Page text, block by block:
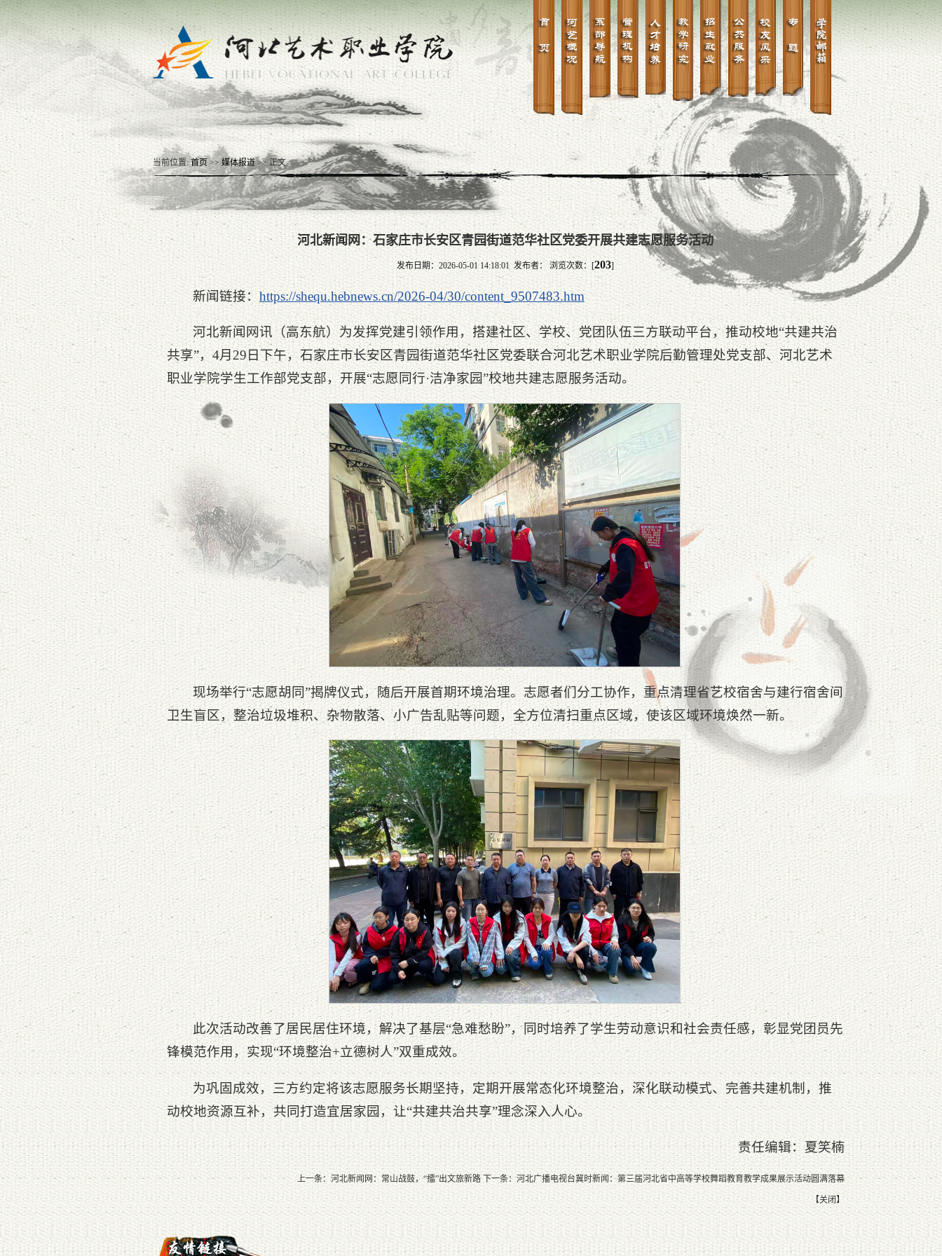
当前位置:首页 >>媒体报道>> 正文
河北新闻网：石家庄市长安区青园街道范华社区党委开展共建志愿服务活动
发布日期：2026-05-01 14:18:01 发布者： 浏览次数：[203]
新闻链接：https://shequ.hebnews.cn/2026-04/30/content_9507483.htm
河北新闻网讯（高东航）为发挥党建引领作用，搭建社区、学校、党团队伍三方联动平台，推动校地“共建共治
共享”，4月29日下午，石家庄市长安区青园街道范华社区党委联合河北艺术职业学院后勤管理处党支部、河北艺术
职业学院学生工作部党支部，开展“志愿同行·洁净家园”校地共建志愿服务活动。
现场举行“志愿胡同”揭牌仪式，随后开展首期环境治理。志愿者们分工协作，重点清理省艺校宿舍与建行宿舍间
卫生盲区，整治垃圾堆积、杂物散落、小广告乱贴等问题，全方位清扫重点区域，使该区域环境焕然一新。
此次活动改善了居民居住环境，解决了基层“急难愁盼”，同时培养了学生劳动意识和社会责任感，彰显党团员先
锋模范作用，实现“环境整治+立德树人”双重成效。
为巩固成效，三方约定将该志愿服务长期坚持，定期开展常态化环境整治，深化联动模式、完善共建机制，推
动校地资源互补，共同打造宜居家园，让“共建共治共享”理念深入人心。
责任编辑：夏笑楠
上一条：河北新闻网：常山战鼓，“擂”出文旅新路下一条：河北广播电视台冀时新闻：第三届河北省中高等学校舞蹈教育教学成果展示活动圆满落幕
【关闭】